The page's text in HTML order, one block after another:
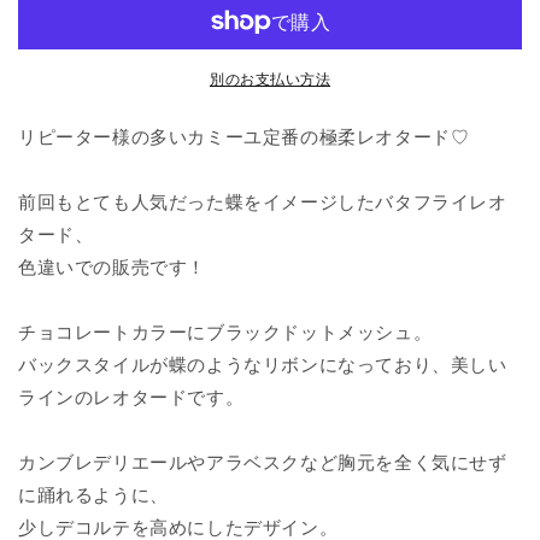
す
す
別のお支払い方法
リピーター様の多いカミーユ定番の極柔レオタード♡
前回もとても人気だった蝶をイメージしたバタフライレオ
タード、
色違いでの販売です！
チョコレートカラーにブラックドットメッシュ。
バックスタイルが蝶のようなリボンになっており、美しい
ラインのレオタードです。
カンブレデリエールやアラベスクなど胸元を全く気にせず
に踊れるように、
少しデコルテを高めにしたデザイン。